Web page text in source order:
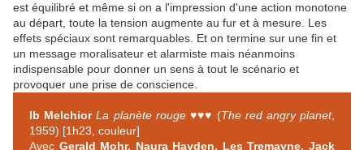
est équilibré et même si on a l'impression d'une action monotone
au départ, toute la tension augmente au fur et à mesure. Les
effets spéciaux sont remarquables. Et on termine sur une fin et
un message moralisateur et alarmiste mais néanmoins
indispensable pour donner un sens à tout le scénario et
provoquer une prise de conscience.
Ib Melchior La planète rouge♥♥♥ (The red angry planet,
1959) [1h23, couleur]
Avec Gerald Mohr, Naura Hayden, Les Tremayne, Jack